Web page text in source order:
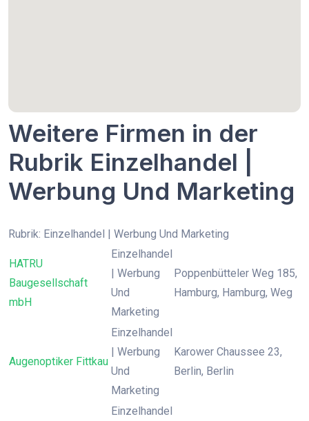
Weitere Firmen in der
Rubrik Einzelhandel |
Werbung Und Marketing
Rubrik: Einzelhandel | Werbung Und Marketing
HATRU
Baugesellschaft
mbH
Einzelhandel
| Werbung
Und
Marketing
Poppenbütteler Weg 185,
Hamburg, Hamburg, Weg
Augenoptiker Fittkau
Einzelhandel
| Werbung
Und
Marketing
Karower Chaussee 23,
Berlin, Berlin
Einzelhandel